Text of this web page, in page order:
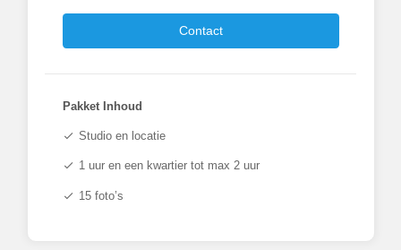
Contact
Pakket Inhoud
check Studio en locatie
check 1 uur en een kwartier tot max 2 uur
check 15 foto’s